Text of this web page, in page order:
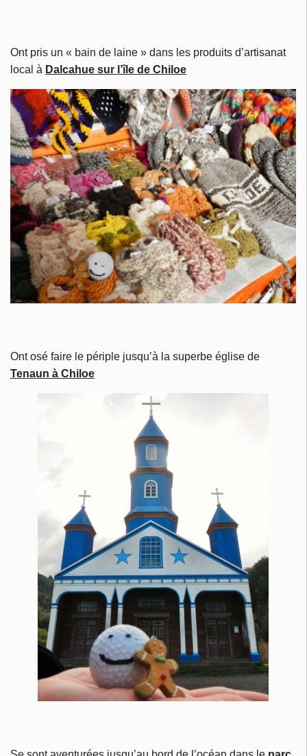
Ont pris un « bain de laine » dans les produits d’artisanat
local à Dalcahue sur l’île de Chiloe
Ont osé faire le périple jusqu’à la superbe église de
Tenaun à Chiloe